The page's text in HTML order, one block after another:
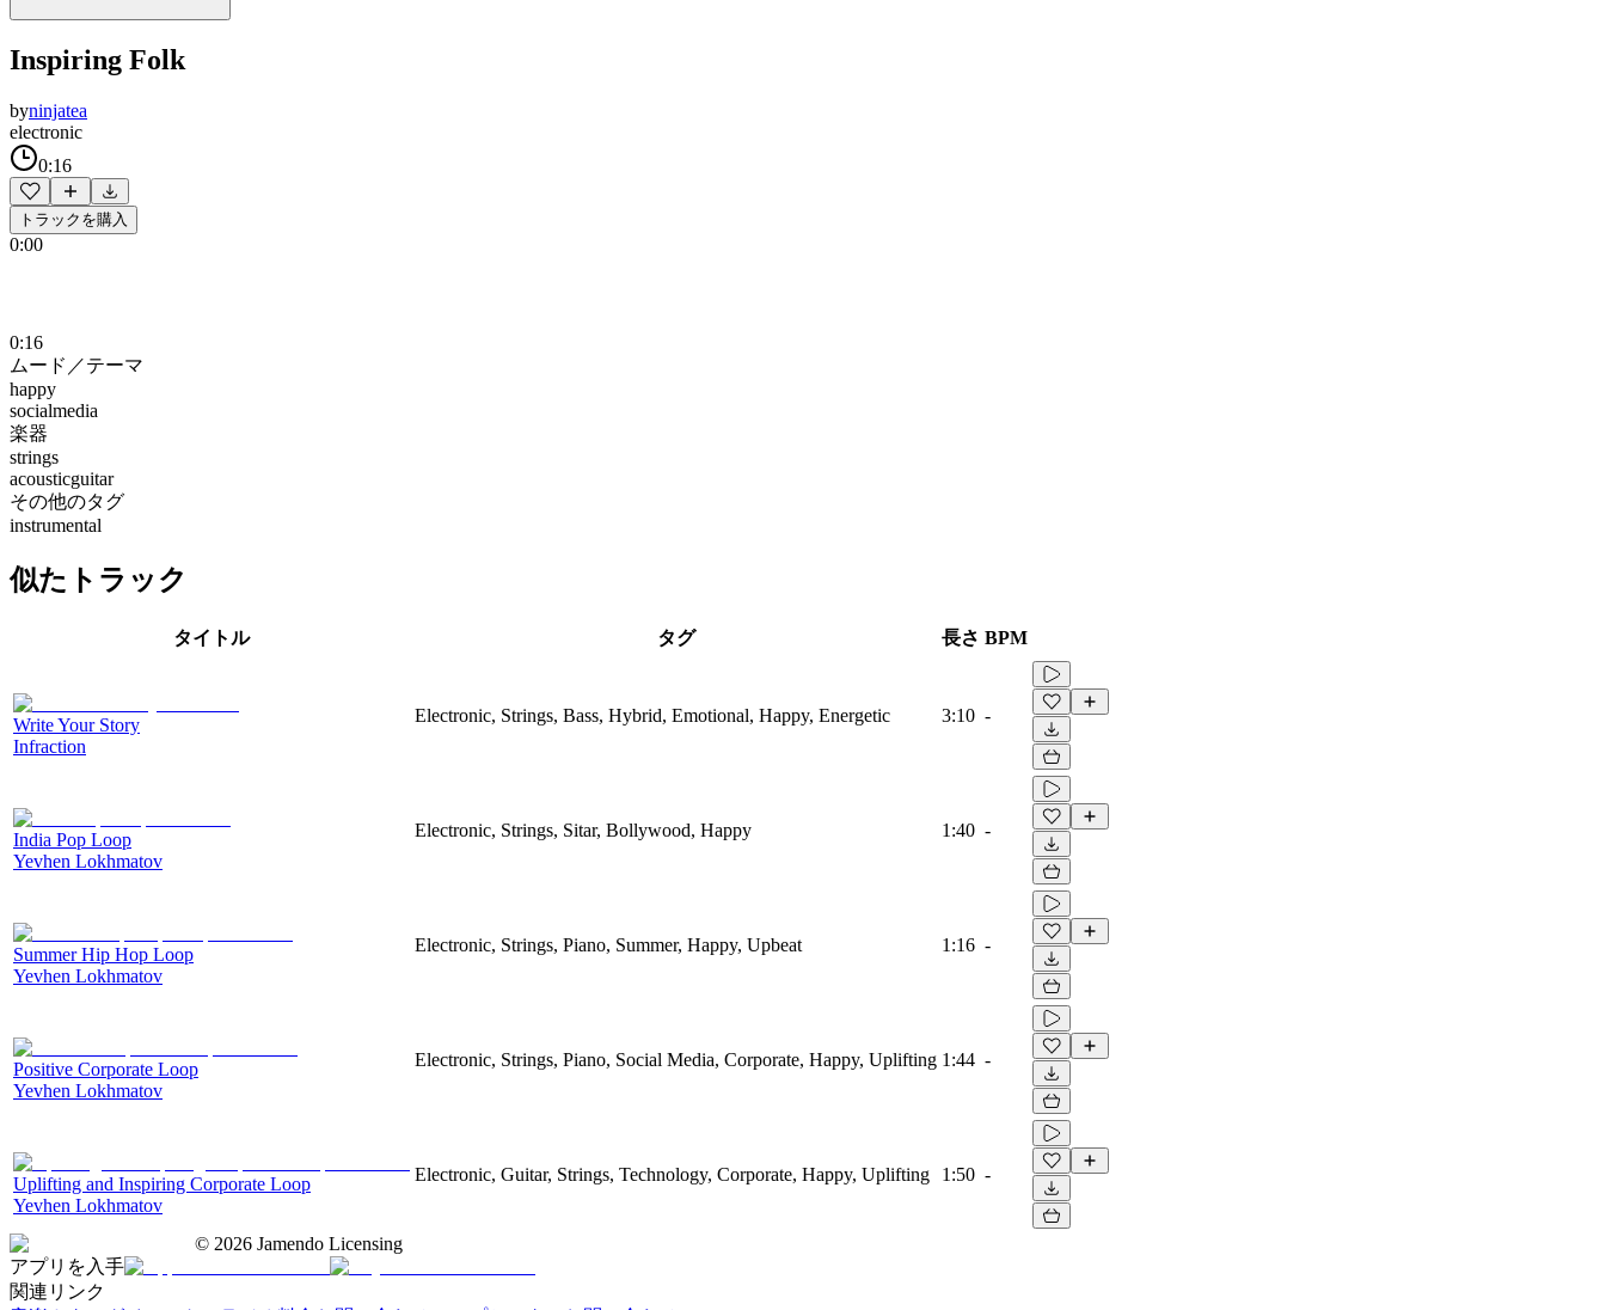
Inspiring Folk
byninjatea
electronic
0:16
トラックを購入
0:00
0:16
ムード／テーマ
happy
socialmedia
楽器
strings
acousticguitar
その他のタグ
instrumental
似たトラック
タイトル タグ 長さ BPM
Write Your Story
Infraction
Electronic, Strings, Bass, Hybrid, Emotional, Happy, Energetic 3:10 -
India Pop Loop
Yevhen Lokhmatov
Electronic, Strings, Sitar, Bollywood, Happy 1:40 -
Summer Hip Hop Loop
Yevhen Lokhmatov
Electronic, Strings, Piano, Summer, Happy, Upbeat 1:16 -
Positive Corporate Loop
Yevhen Lokhmatov
Electronic, Strings, Piano, Social Media, Corporate, Happy, Uplifting 1:44 -
Uplifting and Inspiring Corporate Loop
Yevhen Lokhmatov
Electronic, Guitar, Strings, Technology, Corporate, Happy, Uplifting 1:50 -
© 2026 Jamendo Licensing
アプリを入手
関連リンク